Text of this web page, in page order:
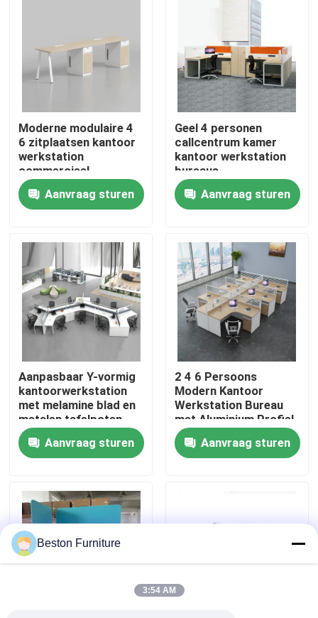
Thuis
Producten
Over ons
Kwaliteitscontrole
Neem contact met ons op
Gevallen
Blog
Moderne modulaire 4
6 zitplaatsen kantoor
werkstation
commercieel
personeel kantoor
bureau met privacy
scherm
Aanvraag sturen
Geel 4 personen
callcentrum kamer
kantoor werkstation
bureaus
Aanvraag sturen
Aanpasbaar Y-vormig
kantoorwerkstation
met melamine blad en
metalen tafelpoten
Aanvraag sturen
2 4 6 Persoons
Modern Kantoor
Werkstation Bureau
met Aluminium Profiel
Stof Materiaal en
30mm Dik Paneel
Aanvraag sturen
Beston Furniture
3:54 AM